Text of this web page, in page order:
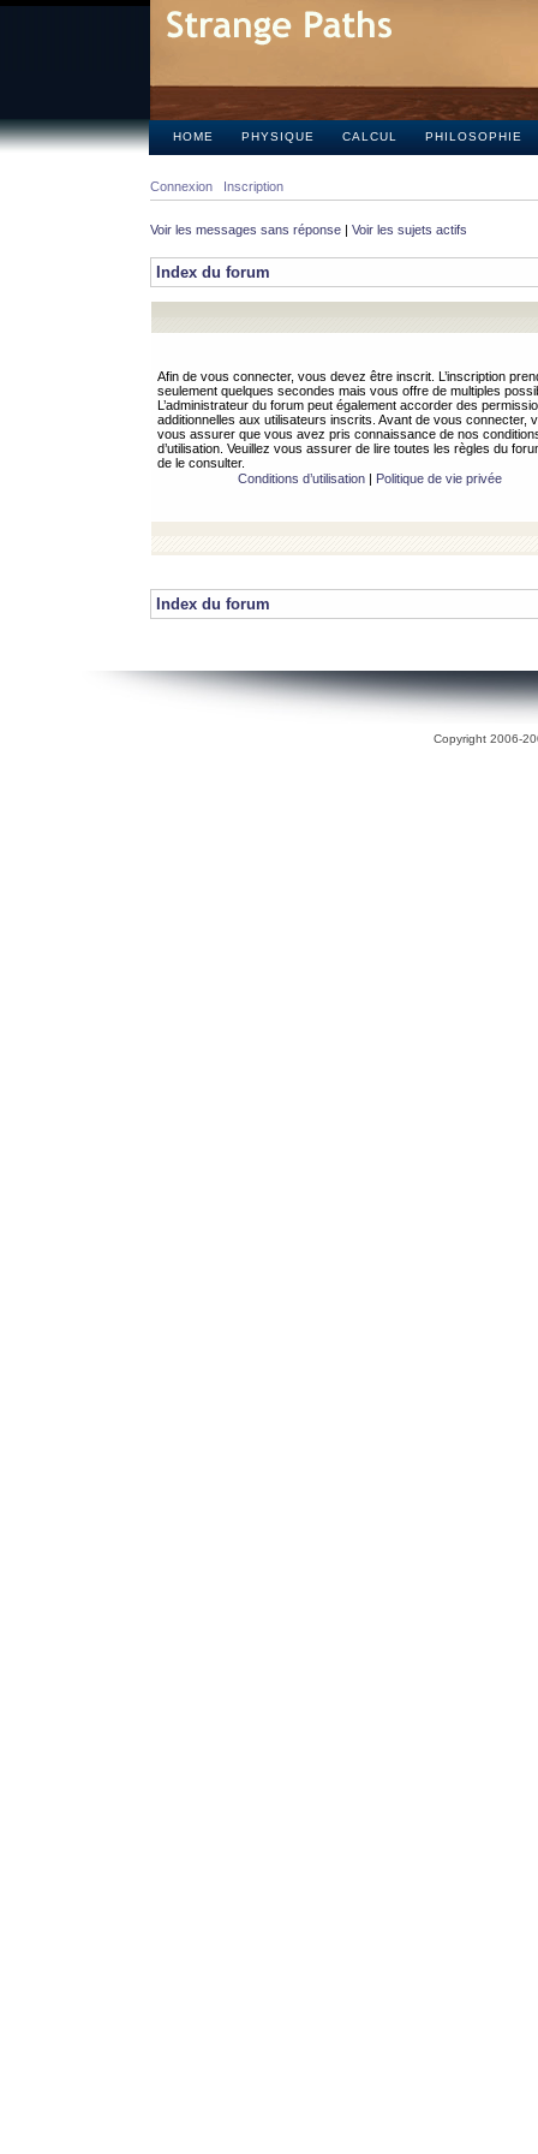
HOME PHYSIQUE CALCUL PHILOSOPHIE
Connexion Inscription
Voir les messages sans réponse | Voir les sujets actifs
Index du forum
Afin de vous connecter, vous devez être inscrit. L’inscription
seulement quelques secondes mais vous offre de multiples
L’administrateur du forum peut également accorder des
additionnelles aux utilisateurs inscrits. Avant de vous connecter,
vous assurer que vous avez pris connaissance de nos
d’utilisation. Veuillez vous assurer de lire toutes les règles du
de le consulter.
Conditions d’utilisation| Politique de vie privée
Index du forum
Copyright 2006-